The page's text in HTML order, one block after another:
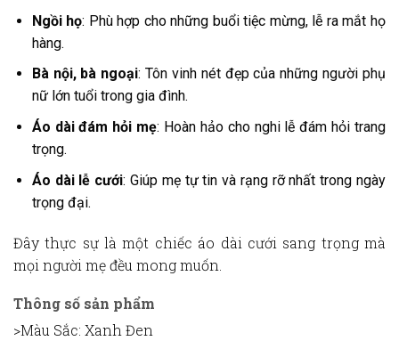
Ngồi họ: Phù hợp cho những buổi tiệc mừng, lễ ra mắt họ
hàng.
Bà nội, bà ngoại: Tôn vinh nét đẹp của những người phụ
nữ lớn tuổi trong gia đình.
Áo dài đám hỏi mẹ: Hoàn hảo cho nghi lễ đám hỏi trang
trọng.
Áo dài lễ cưới: Giúp mẹ tự tin và rạng rỡ nhất trong ngày
trọng đại.
Đây thực sự là một chiếc áo dài cưới sang trọngmà
mọi người mẹ đều mong muốn.
Thông số sản phẩm
>Màu Sắc: Xanh Đen